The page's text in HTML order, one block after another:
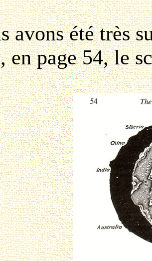
été très
en page 54, le